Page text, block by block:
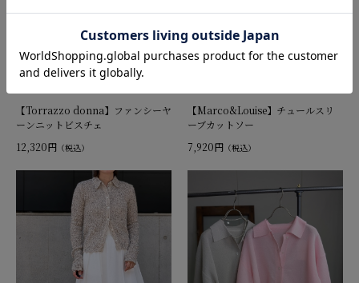
【Torrazzo donna】ファンシーヤ
ーンニットビスチェ
12,320円 （税込）
【Marco&Louise】チュールスリ
ーブカットソー
7,920円 （税込）